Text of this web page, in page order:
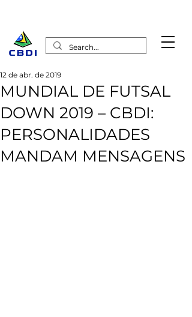
MUNDIAL DE FUTSAL
DOWN 2019 – CBDI:
PERSONALIDADES
MANDAM MENSAGENS
12 de abr. de 2019